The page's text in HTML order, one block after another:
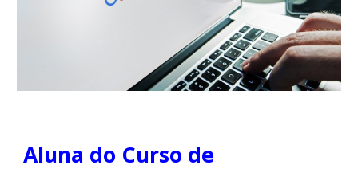
Aluna do Curso de